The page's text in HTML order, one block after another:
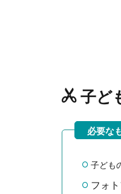
子ど
子ども
フォ